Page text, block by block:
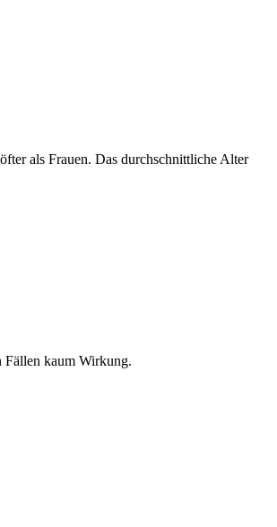
als Frauen. Das durchschnittliche Alter
Fällen kaum Wirkung.